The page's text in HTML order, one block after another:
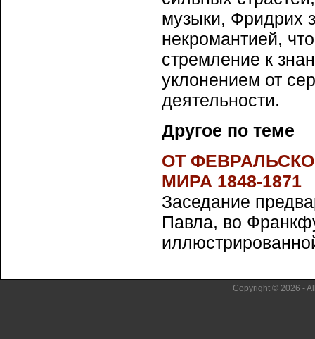
музыки, Фридрих
некромантией,
стремление к
уклонением от
деятельности.
Другое по теме
ОТ
МИРА 1848-1871
Заседание
Павла, во
Copyright © 2026 -